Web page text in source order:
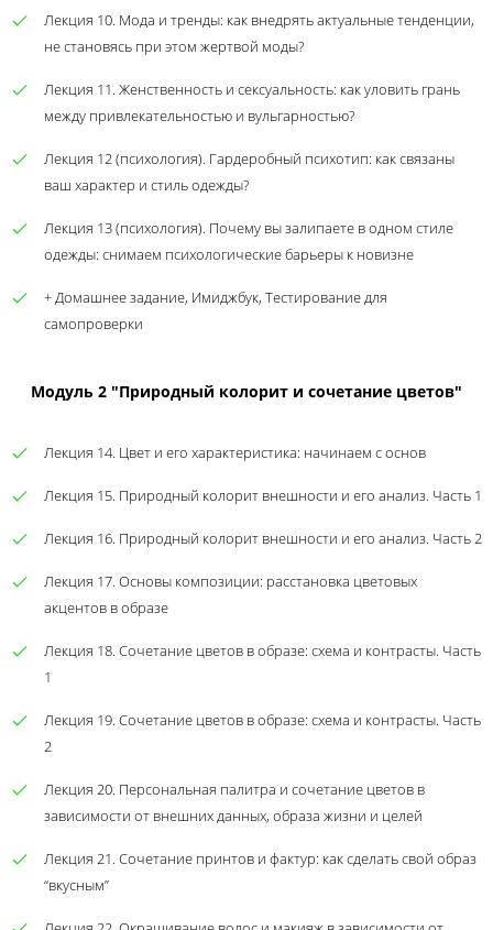
Лекция 10. Мода и тренды: как внедрять актуальные тенденции,
не становясь при этом жертвой моды?
Лекция 11. Женственность и сексуальность: как уловить грань
между привлекательностью и вульгарностью?
Лекция 12 (психология). Гардеробный психотип: как связаны
ваш характер и стиль одежды?
Лекция 13 (психология). Почему вы залипаете в одном стиле
одежды: снимаем психологические барьеры к новизне
+ Домашнее задание, Имиджбук, Тестирование для
самопроверки
Модуль 2 "Природный колорит и сочетание цветов"
Лекция 14. Цвет и его характеристика: начинаем с основ
Лекция 15. Природный колорит внешности и его анализ. Часть 1
Лекция 16. Природный колорит внешности и его анализ. Часть 2
Лекция 17. Основы композиции: расстановка цветовых
акцентов в образе
Лекция 18. Сочетание цветов в образе: схема и контрасты. Часть
1
Лекция 19. Сочетание цветов в образе: схема и контрасты. Часть
2
Лекция 20. Персональная палитра и сочетание цветов в
зависимости от внешних данных, образа жизни и целей
Лекция 21. Сочетание принтов и фактур: как сделать свой образ
“вкусным”